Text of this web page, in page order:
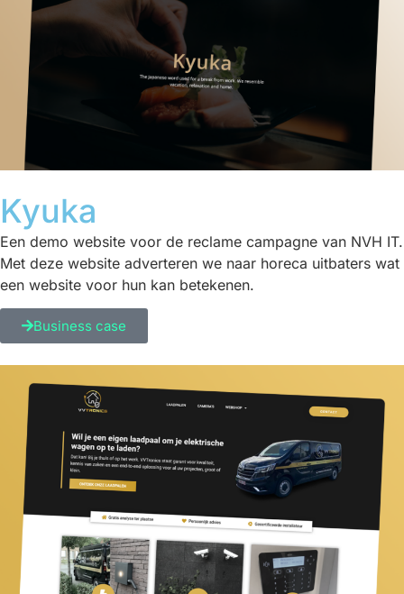
Kyuka
Een demo website voor de reclame campagne van NVH IT.
Met deze website adverteren we naar horeca uitbaters wat
een website voor hun kan betekenen.
Business case